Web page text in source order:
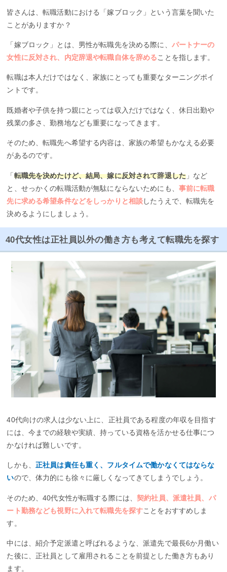
皆さんは、転職活動における「嫁ブロック」という言葉を聞いた
ことがありますか？
「嫁ブロック」とは、男性が転職先を決める際に、 パートナーの
女性に反対され、内定辞退や転職自体を辞めることを指します。
転職は本人だけではなく、家族にとっても重要なターニングポイ
ントです。
既婚者や子供を持つ親にとっては収入だけではなく、休日出勤や
残業の多さ、勤務地なども重要になってきます。
そのため、転職先へ希望する内容は、家族の希望もかなえる必要
があるのです。
「転職先を決めたけど、結局、嫁に反対されて辞退した 」など
と、せっかくの転職活動が無駄にならないためにも、 事前に転職
先に求める希望条件などをしっかりと相談したうえで、転職先を
決めるようにしましょう。
40代女性は正社員以外の働き方も考えて転職先を探す
40代向けの求人は少ない上に、正社員である程度の年収を目指す
には、今までの経験や実績、持っている資格を活かせる仕事につ
かなければ難しいです。
しかも、正社員は責任も重く、フルタイムで働かなくてはならな
いので、体力的にも徐々に厳しくなってきてしまうでしょう。
そのため、40代女性が転職する際には、契約社員、派遣社員、パ
ート勤務なども視野に入れて転職先を探すことをおすすめしま
す。
中には、紹介予定派遣と呼ばれるような、派遣先で最長6か月働い
た後に、正社員として雇用されることを前提とした働き方もあり
ます。